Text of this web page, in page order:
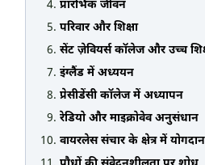
प्रारंभिक जीवन
परिवार और शिक्षा
सेंट ज़ेवियर्स कॉलेज और उच्च
इंग्लैंड में अध्ययन
प्रेसीडेंसी कॉलेज में अध्यापन
रेडियो और माइक्रोवेव अनुसंधान
वायरलेस संचार के क्षेत्र में योगदान